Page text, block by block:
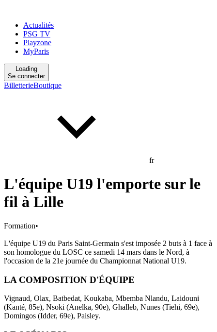
Actualités
PSG TV
Playzone
MyParis
Loading
Se connecter
BilletterieBoutique
fr
L'équipe U19 l'emporte sur le
fil à Lille
Formation•
L'équipe U19 du Paris Saint-Germain s'est imposée 2 buts à 1 face à
son homologue du LOSC ce samedi 14 mars dans le Nord, à
l'occasion de la 21e journée du Championnat National U19.
LA COMPOSITION D'ÉQUIPE
Vignaud, Olax, Batbedat, Koukaba, Mbemba Nlandu, Laidouni
(Kanté, 85e), Nsoki (Anelka, 90e), Ghalleb, Nunes (Tiehi, 69e),
Domingos (Idder, 69e), Paisley.